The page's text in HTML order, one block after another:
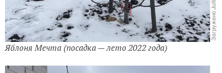
Яблоня Мечта (посадка — лето 2022 года)